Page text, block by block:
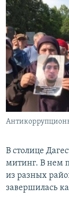
поиску
СЕВЕР.РЕАЛИИ
РАСПИСАНИЕ
СОЦИАЛЬНЫЕ СЕТИ
Все сайты
В столице
митинг. В нем
из разных
завершилась